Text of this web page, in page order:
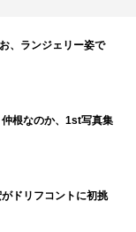
、ランジェリー姿で
根なのか、1st写真集
ドリフコントに初挑